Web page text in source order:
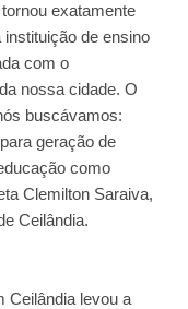
exatamente
de ensino
com o
nossa cidade. O
buscávamos:
geração de
como
Clemilton Saraiva,
Ceilândia.
Ceilândia levou a